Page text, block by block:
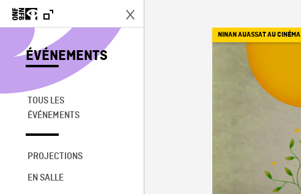
ÉVÉNEMENTS
TOUS LES
ÉVÉNEMENTS
PROJECTIONS
EN SALLE
NINAN AUASSAT AU CINÉMA